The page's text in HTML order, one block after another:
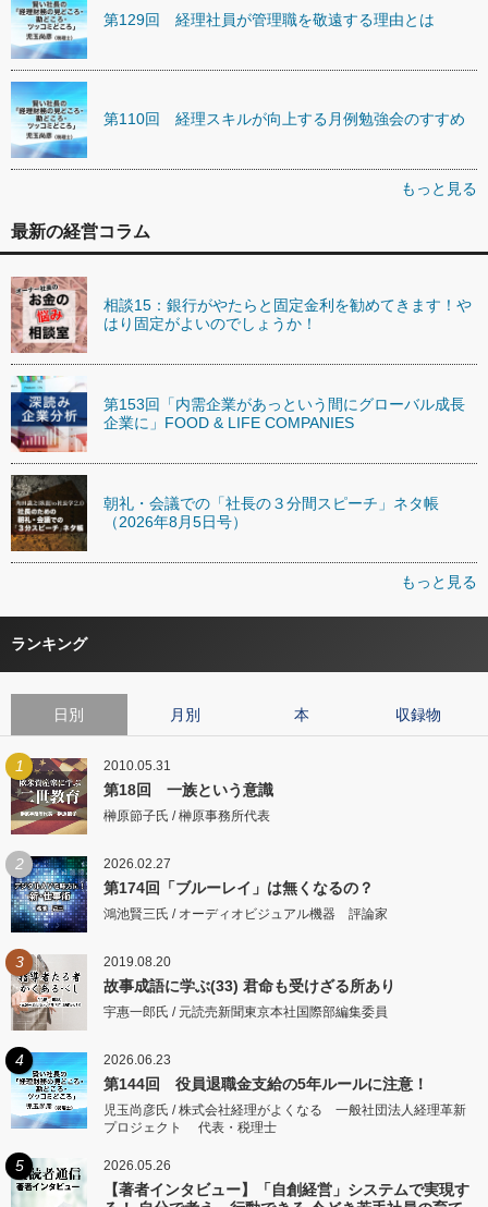
第129回 経理社員が管理職を敬遠する理由とは
第110回 経理スキルが向上する月例勉強会のすすめ
もっと見る
最新の経営コラム
相談15：銀行がやたらと固定金利を勧めてきます！や
はり固定がよいのでしょうか！
第153回「内需企業があっという間にグローバル成長
企業に」FOOD & LIFE COMPANIES
朝礼・会議での「社長の３分間スピーチ」ネタ帳
（2026年8月5日号）
もっと見る
ランキング
日別 月別 本 収録物
1 2010.05.31
第18回 一族という意識
榊原節子氏 / 榊原事務所代表
2 2026.02.27
第174回「ブルーレイ」は無くなるの？
鴻池賢三氏 / オーディオビジュアル機器 評論家
3 2019.08.20
故事成語に学ぶ(33) 君命も受けざる所あり
宇惠一郎氏 / 元読売新聞東京本社国際部編集委員
4 2026.06.23
第144回 役員退職金支給の5年ルールに注意！
児玉尚彦氏 / 株式会社経理がよくなる 一般社団法人経理革新
プロジェクト 代表・税理士
5 2026.05.26
【著者インタビュー】「自創経営」システムで実現す